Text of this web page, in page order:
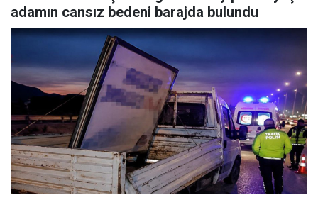
adamın cansız bedeni barajda bulundu